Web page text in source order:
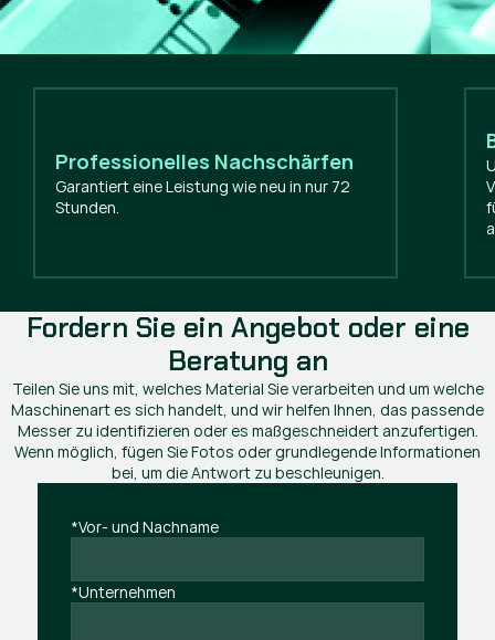
Professionelles Nachschärfen
Garantiert eine Leistung wie neu in nur 72
Stunden.
Fordern Sie ein Angebot oder eine
Beratung an
Teilen Sie uns mit, welches Material Sie verarbeiten und um welche
Maschinenart es sich handelt, und wir helfen Ihnen, das passende
Messer zu identifizieren oder es maßgeschneidert anzufertigen.
Wenn möglich, fügen Sie Fotos oder grundlegende Informationen
bei, um die Antwort zu beschleunigen.
*Vor- und Nachname
*Unternehmen